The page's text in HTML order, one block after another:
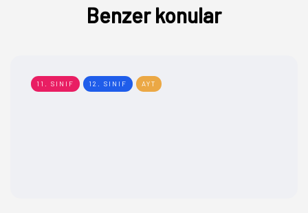
Benzer konular
11. SINIF 12. SINIF AYT